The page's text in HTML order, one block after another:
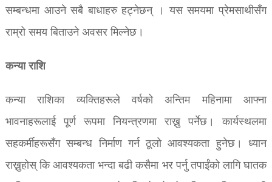
सम्बन्धमा आउने सबै बाधाहरु हट्नेछन् । यस समयमा प्रेमसाथीसँग
राम्रो समय बिताउने अवसर मिल्नेछ।
कन्या राशि
कन्या राशिका व्यक्तिहरूले वर्षको अन्तिम महिनामा आफ्ना
भावनाहरूलाई पूर्ण रूपमा नियन्त्रणमा राख्नु पर्नेछ। कार्यस्थलमा
सहकर्मीहरूसँग सम्बन्ध निर्माण गर्न ठूलो आवश्यकता हुनेछ। ध्यान
राख्नुहोस् कि आवश्यकता भन्दा बढी कसैमा भर पर्नु तपाईंको लागि घातक